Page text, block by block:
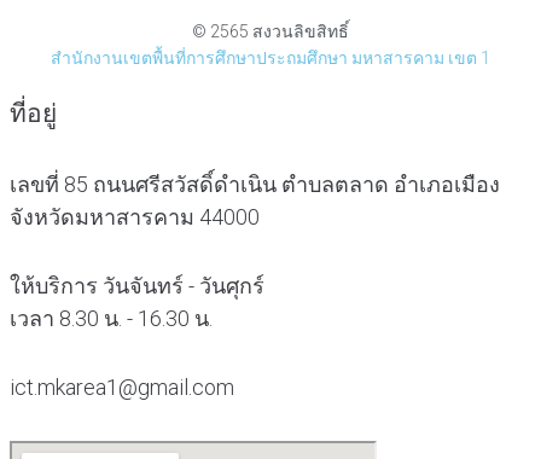
© 2565 สงวนลิขสิทธิ์
สำนักงานเขตพื้นที่การศึกษาประถมศึกษา มหาสารคาม เขต 1
ที่อยู่
เลขที่ 85 ถนนศรีสวัสดิ์ดำเนิน ตำบลตลาด อำเภอเมือง
จังหวัดมหาสารคาม 44000
ให้บริการ วันจันทร์ - วันศุกร์
เวลา 8.30 น. - 16.30 น.
ict.mkarea1@gmail.com